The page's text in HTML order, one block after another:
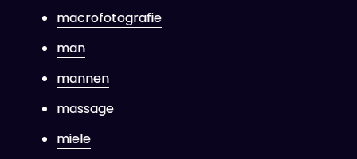
macrofotografie
man
mannen
massage
miele